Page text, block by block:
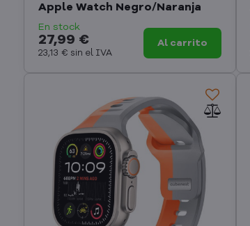
Apple Watch Negro/Naranja
En stock
27,99 €
23,13 € sin el IVA
Al carrito